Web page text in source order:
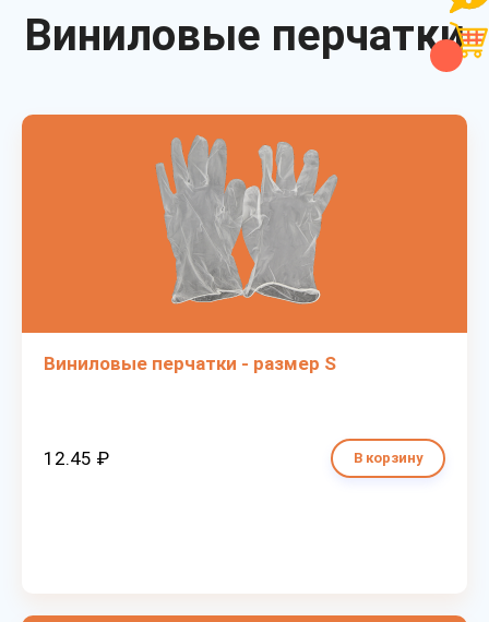
Виниловые перчатки
Виниловые перчатки - размер S
12.45 ₽ В корзину